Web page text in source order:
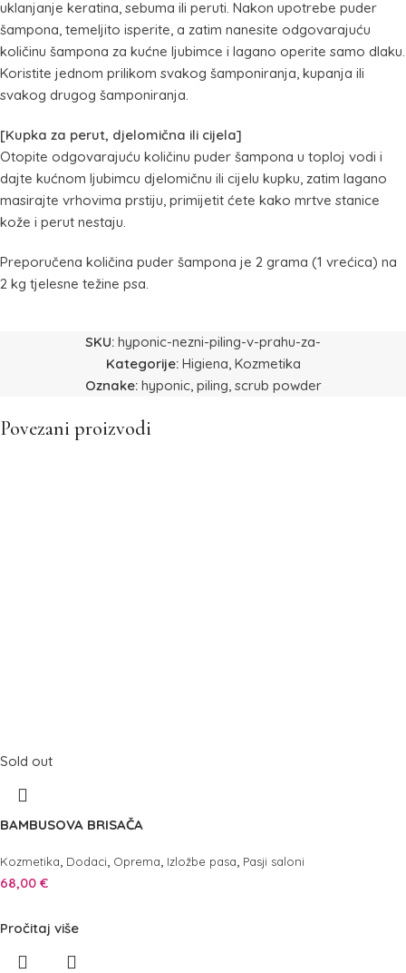
uklanjanje keratina, sebuma ili peruti. Nakon upotrebe puder
šampona, temeljito isperite, a zatim nanesite odgovarajuću
količinu šampona za kućne ljubimce i lagano operite samo dlaku.
Koristite jednom prilikom svakog šamponiranja, kupanja ili
svakog drugog šamponiranja.
[Kupka za perut, djelomična ili cijela]
Otopite odgovarajuću količinu puder šampona u toploj vodi i
dajte kućnom ljubimcu djelomičnu ili cijelu kupku, zatim lagano
masirajte vrhovima prstiju, primijetit ćete kako mrtve stanice
kože i perut nestaju.
Preporučena količina puder šampona je 2 grama (1 vrećica) na
2 kg tjelesne težine psa.
SKU: hyponic-nezni-piling-v-prahu-za-
Kategorije: Higiena, Kozmetika
Oznake: hyponic, piling, scrub powder
Povezani proizvodi
Sold out
BAMBUSOVA BRISAČA
Kozmetika, Dodaci, Oprema, Izložbe pasa, Pasji saloni
68,00 €
Pročitaj više